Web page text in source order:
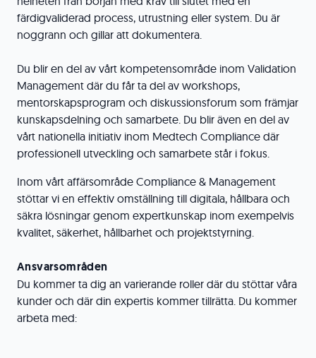
färdigvaliderad process, utrustning eller system. Du är
noggrann och gillar att dokumentera.
Du blir en del av vårt kompetensområde inom Validation
Management där du får ta del av workshops,
mentorskapsprogram och diskussionsforum som främjar
kunskapsdelning och samarbete. Du blir även en del av
vårt nationella initiativ inom Medtech Compliance där
professionell utveckling och samarbete står i fokus.
Inom vårt affärsområde Compliance & Management
stöttar vi en effektiv omställning till digitala, hållbara och
säkra lösningar genom expertkunskap inom exempelvis
kvalitet, säkerhet, hållbarhet och projektstyrning.
Ansvarsområden
Du kommer ta dig an varierande roller där du stöttar våra
kunder och där din expertis kommer tillrätta. Du kommer
arbeta med: